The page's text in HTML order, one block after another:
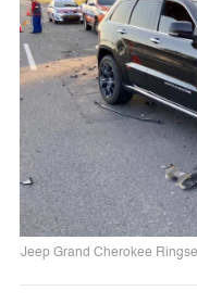
Jeep Grand Cherokee